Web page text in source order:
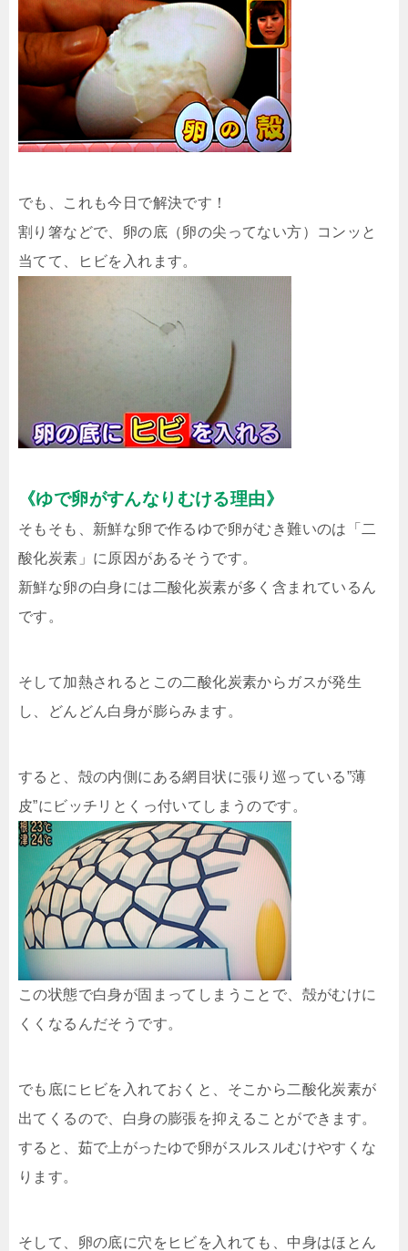
でも、これも今日で解決です！
割り箸などで、卵の底（卵の尖ってない方）コンッと
当てて、ヒビを入れます。
《ゆで卵がすんなりむける理由》
そもそも、新鮮な卵で作るゆで卵がむき難いのは「二
酸化炭素」に原因があるそうです。
新鮮な卵の白身には二酸化炭素が多く含まれているん
です。
そして加熱されるとこの二酸化炭素からガスが発生
し、どんどん白身が膨らみます。
すると、殻の内側にある網目状に張り巡っている”薄
皮”にビッチリとくっ付いてしまうのです。
この状態で白身が固まってしまうことで、殻がむけに
くくなるんだそうです。
でも底にヒビを入れておくと、そこから二酸化炭素が
出てくるので、白身の膨張を抑えることができます。
すると、茹で上がったゆで卵がスルスルむけやすくな
ります。
そして、卵の底に穴をヒビを入れても、中身はほとん